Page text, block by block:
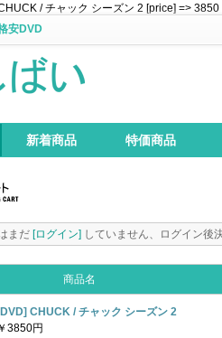
/ チャック シーズン 2 [price] => 3850
安DVD
新着商品 特価商品
まだ [ログイン] していません、ログイン後
商品名
CHUCK / チャック シーズン 2
￥3850円